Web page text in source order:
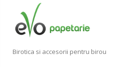
Birotica si accesorii pentru birou